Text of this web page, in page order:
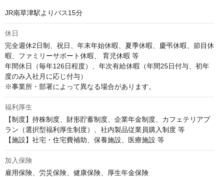
JR南草津駅よりバス15分
休日
完全週休2日制、祝日、年末年始休暇、夏季休暇、慶弔休暇、節目休
暇、ファミリーサポート休暇、 育児休暇 等
年間休日（毎年126日程度）、年次有給休暇（年間25日付与、初年
度のみ入社月に応じ付与）
※事業所・部署によって異なる場合があります。
福利厚生
【制度】持株制度、財形貯蓄制度、企業年金制度、カフェテリアプ
ラン（選択型福利厚生制度）、社内製品従業員購入制度 等
【施設】社宅・住宅費補助、保養施設、医療施設 等
加入保険
雇用保険、労災保険、健康保険、厚生年金保険